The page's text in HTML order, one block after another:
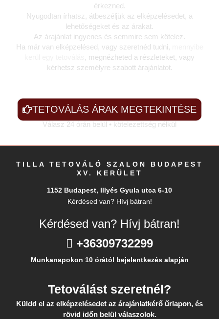
érkezned.
Nyugodtan írhatsz, átbeszéljük az elképzelésedet, a
lehetőségeket és az árakat.
Az árajánlat ingyenes és semmire sem kötelez.
Ha már van elképzelésed, vagy szeretnéd tudni,
, megnézheted a részleteket, vagy
kérhetsz személyre szabott árajánlatot.
TETOVÁLÁS ÁRAK MEGTEKINTÉSE
Válasz 24 órán belül • kötelezettség nélkül
TILLA TETOVÁLÓ SZALON BUDAPEST
XV. KERÜLET
1152 Budapest, Illyés Gyula utca 6-10
Kérdésed van? Hívj bátran!
Kérdésed van? Hívj bátran!
+36309732299
Munkanapokon 10 órától bejelentkezés alapján
Tetoválást szeretnél?
Küldd el az elképzelésedet az árajánlatkérő űrlapon, és
rövid időn belül válaszolok.